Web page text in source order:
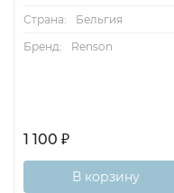
Страна:
Бельгия
Бренд:
Renson
1 100 ₽
В корзину